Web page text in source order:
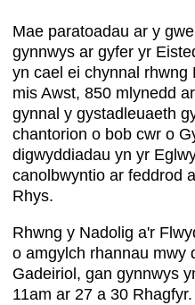
Mae paratoadau ar y
gynnwys ar gyfer yr
yn cael ei chynnal rhwng
mis Awst, 850 mlynedd
gynnal y gystadleuaeth
chantorion o bob cwr o
digwyddiadau yn yr
canolbwyntio ar feddrod
Rhys.
Rhwng y Nadolig a'r
o amgylch rhannau mwy
Gadeiriol, gan gynnwys
11am ar 27 a 30